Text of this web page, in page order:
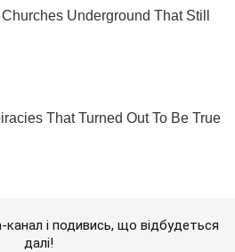
і подивись, що відбудеться
далі!